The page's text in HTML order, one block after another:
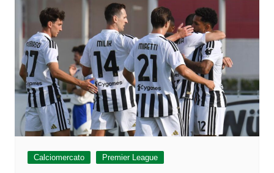
Calciomercato Premier League